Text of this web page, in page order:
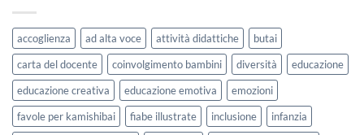
Settembre
2026
lavorare
sull’accoglienza
a
scuola
accoglienza ad alta voce attività didattiche
butai
carta del docente
coinvolgimento bambini diversità
educazione
educazione creativa
educazione emotiva
emozioni
favole per kamishibai
fiabe illustrate inclusione
infanzia